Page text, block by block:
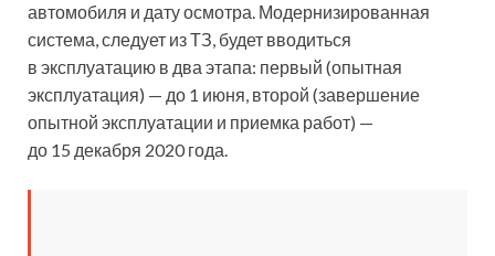
автомобиля и дату осмотра. Модернизированная
система, следует из ТЗ, будет вводиться
в эксплуатацию в два этапа: первый (опытная
эксплуатация) — до 1 июня, второй (завершение
опытной эксплуатации и приемка работ) —
до 15 декабря 2020 года.